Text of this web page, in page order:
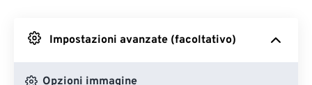
Da Google Drive
Impostazioni avanzate (facoltativo)
Opzioni immagine